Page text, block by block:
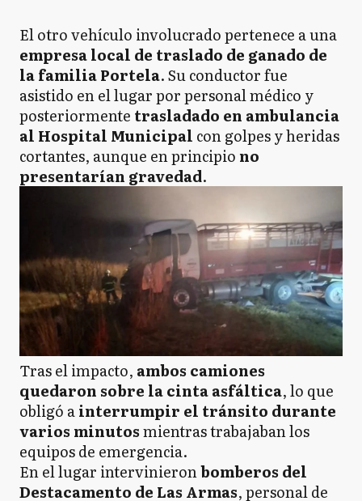
El otro vehículo involucrado pertenece a una
empresa local de traslado de ganado de
la familia Portela. Su conductor fue
asistido en el lugar por personal médico y
posteriormente trasladado en ambulancia
al Hospital Municipal con golpes y heridas
cortantes, aunque en principio no
presentarían gravedad.
Tras el impacto, ambos camiones
quedaron sobre la cinta asfáltica, lo que
obligó ainterrumpir el tránsito durante
varios minutosmientras trabajaban los
equipos de emergencia.
En el lugar intervinieronbomberos del
Destacamento de Las Armas, personal de